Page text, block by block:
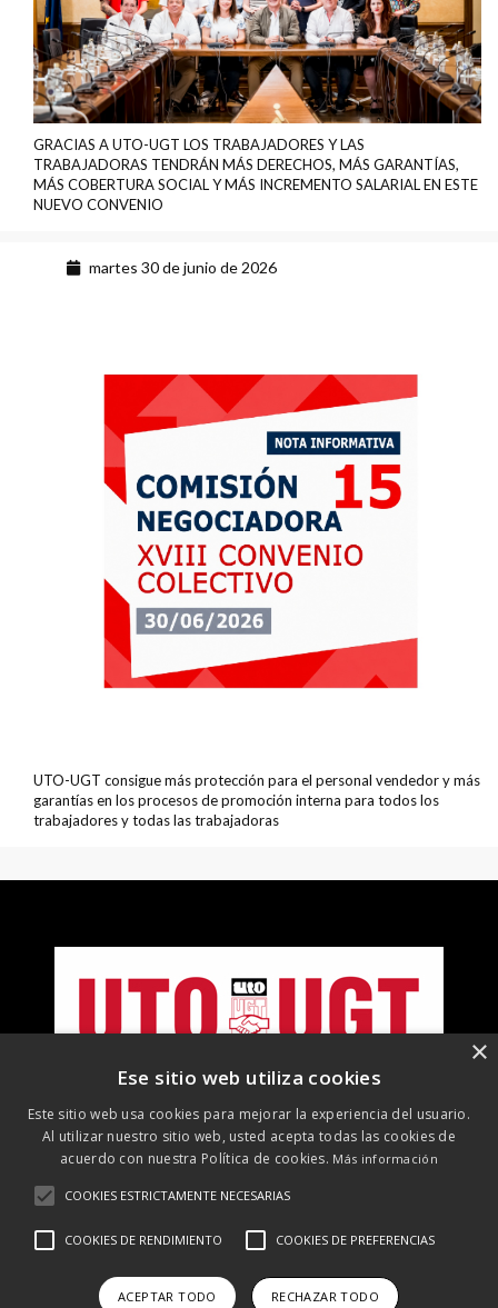
GRACIAS A UTO-UGT LOS TRABAJADORES Y LAS
TRABAJADORAS TENDRÁN MÁS DERECHOS, MÁS GARANTÍAS,
MÁS COBERTURA SOCIAL Y MÁS INCREMENTO SALARIAL EN ESTE
NUEVO CONVENIO
martes 30 de junio de 2026
UTO-UGT consigue más protección para el personal vendedor y más
garantías en los procesos de promoción interna para todos los
trabajadores y todas las trabajadoras
de RRSS
×
Ese sitio web utiliza cookies
Este sitio web usa cookies para mejorar la experiencia del usuario.
Al utilizar nuestro sitio web, usted acepta todas las cookies de
acuerdo con nuestra Política de cookies. Más información
COOKIES ESTRICTAMENTE NECESARIAS
COOKIES DE RENDIMIENTO COOKIES DE PREFERENCIAS
ACEPTAR TODO RECHAZAR TODO